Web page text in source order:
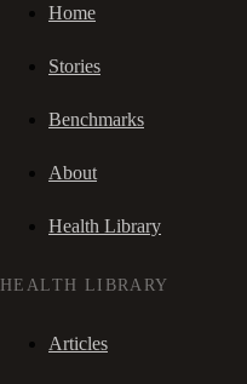
Home
Stories
Benchmarks
About
Health Library
HEALTH LIBRARY
Articles